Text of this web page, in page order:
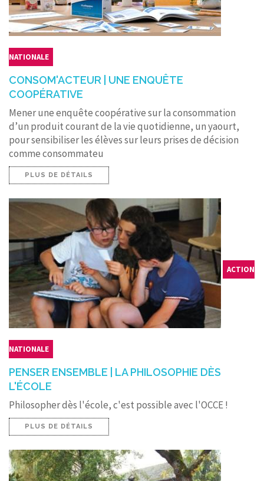
NATIONALE
CONSOM'ACTEUR | UNE ENQUÊTE
COOPÉRATIVE
Mener une enquête coopérative sur la consommation
d’un produit courant de la vie quotidienne, un yaourt,
pour sensibiliser les élèves sur leurs prises de décision
comme consommateu
PLUS DE DÉTAILS
ACTION
NATIONALE
PENSER ENSEMBLE | LA PHILOSOPHIE DÈS
L'ÉCOLE
Philosopher dès l'école, c'est possible avec l'OCCE !
PLUS DE DÉTAILS